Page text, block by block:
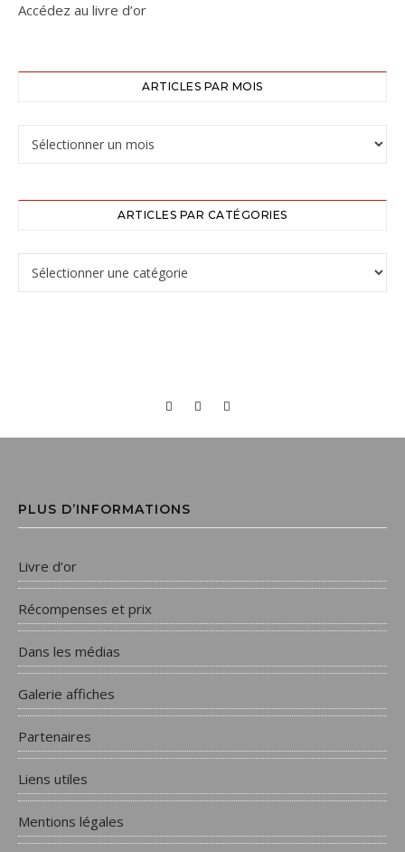
Accédez au livre d’or
ARTICLES PAR MOIS
ARTICLES PAR CATÉGORIES
PLUS D’INFORMATIONS
Livre d’or
Récompenses et prix
Dans les médias
Galerie affiches
Partenaires
Liens utiles
Mentions légales